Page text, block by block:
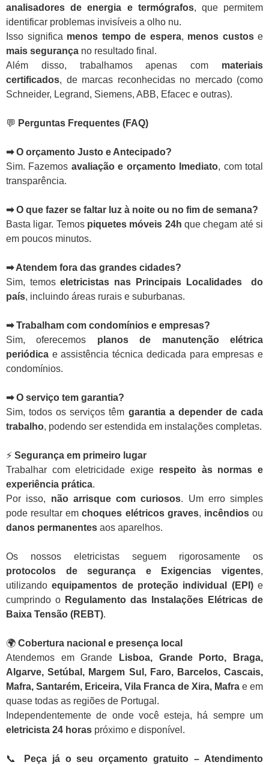
analisadores de energia e termógrafos, que permitem
identificar problemas invisíveis a olho nu.
Isso significa menos tempo de espera, menos custose
mais segurança no resultado final.
Além disso, trabalhamos apenas com materiais
certificados, de marcas reconhecidas no mercado (como
Schneider, Legrand, Siemens, ABB, Efacec e outras).
💬 Perguntas Frequentes (FAQ)
➡ O orçamento Justo e Antecipado?
Sim. Fazemos avaliação e orçamento Imediato, com total
transparência.
➡ O que fazer se faltar luz à noite ou no fim de semana?
Basta ligar. Temos piquetes móveis 24h que chegam até si
em poucos minutos.
➡ Atendem fora das grandes cidades?
Sim, temoseletricistas nas Principais Localidades do
país, incluindo áreas rurais e suburbanas.
➡ Trabalham com condomínios e empresas?
Sim, oferecemos planos de manutenção elétrica
periódica e assistência técnica dedicada para empresas e
condomínios.
➡ O serviço tem garantia?
Sim, todos os serviços têm garantia a depender de cada
trabalho, podendo ser estendida em instalações completas.
⚡ Segurança em primeiro lugar
Trabalhar com eletricidade exige respeito às normas e
experiência prática.
Por isso, não arrisque com curiosos. Um erro simples
pode resultar emchoques elétricos graves, incêndiosou
danos permanentes aos aparelhos.
Os nossos eletricistas seguem rigorosamente os
protocolos de segurança e Exigencias vigentes,
utilizandoequipamentos de proteção individual (EPI)e
cumprindo o Regulamento das Instalações Elétricas de
Baixa Tensão (REBT).
🌍 Cobertura nacional e presença local
Atendemos em Grande
Lisboa, Grande Porto, Braga,
Algarve, Setúbal, Margem Sul, Faro, Barcelos, Cascais,
Mafra, Santarém, Ericeira, Vila Franca de Xira, Mafra e em
quase todas as regiões de Portugal.
Independentemente de onde você esteja, há sempre um
eletricista 24 horas próximo e disponível.
📞
Peça já o seu orçamento gratuito – Atendimento